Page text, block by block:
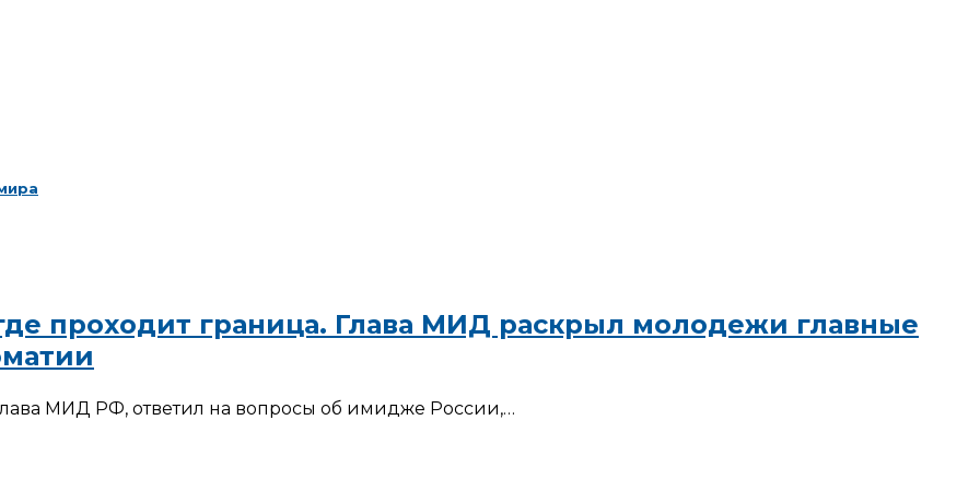
проходит граница. Глава МИД раскрыл молодежи главные
МИД РФ, ответил на вопросы об имидже России,…